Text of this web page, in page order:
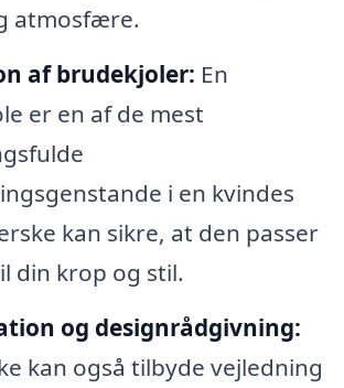
atmosfære.
af brudekjoler: En
er en af de mest
i en kvindes
kan sikre, at den passer
din krop og stil.
og designrådgivning:
kan også tilbyde vejledning